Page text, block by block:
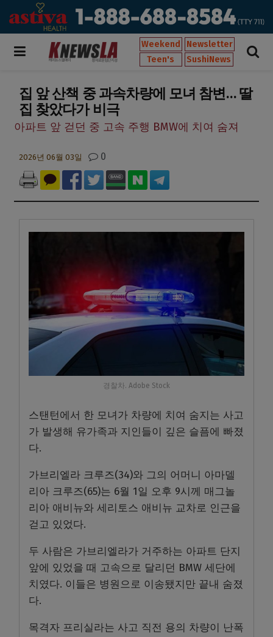
Weekend
Newsletter
Teen's
SushiNews
집 앞 산책 중 과속차량에 모녀 참변… 딸
집 찾았다가 비극
아파트 앞 걷던 중 고속 주행 BMW에 치여 숨져
2026년 06월 03일 0
경찰차. Adobe Stock
스탠턴에서 한 모녀가 차량에 치여 숨지는 사고
가 발생해 유가족과 지인들이 깊은 슬픔에 빠졌
다.
가브리엘라 크루즈(34)와 그의 어머니 아마델
리아 크루즈(65)는 6월 1일 오후 9시께 매그놀
리아 애비뉴와 세리토스 애비뉴 교차로 인근을
걷고 있었다.
두 사람은 가브리엘라가 거주하는 아파트 단지
앞에 있었을 때 고속으로 달리던 BMW 세단에
치였다. 이들은 병원으로 이송됐지만 끝내 숨졌
다.
목격자 프리실라는 사고 직전 용의 차량이 난폭